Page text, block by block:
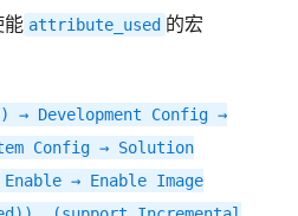
能 attribute_used 的宏
→ Development Config →
Config → Solution
Enable → Enable Image